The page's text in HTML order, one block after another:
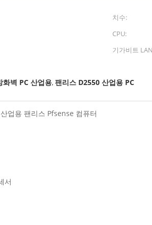
치수:
CPU:
기가비트
화벽 PC 산업용,팬리스 D2550 산업용 PC
업용 팬리스 Pfsense 컴퓨터
서